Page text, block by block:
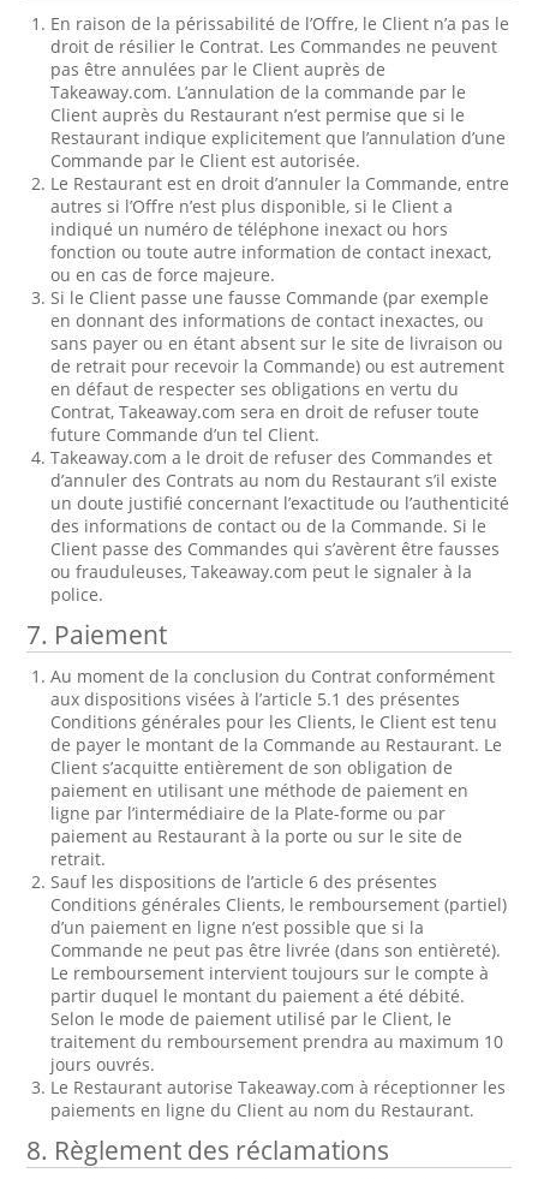
En raison de la périssabilité de l’Offre, le Client n’a pas le
droit de résilier le Contrat. Les Commandes ne peuvent
pas être annulées par le Client auprès de
Takeaway.com. L’annulation de la commande par le
Client auprès du Restaurant n’est permise que si le
Restaurant indique explicitement que l’annulation d’une
Commande par le Client est autorisée.
Le Restaurant est en droit d’annuler la Commande, entre
autres si l’Offre n’est plus disponible, si le Client a
indiqué un numéro de téléphone inexact ou hors
fonction ou toute autre information de contact inexact,
ou en cas de force majeure.
Si le Client passe une fausse Commande (par exemple
en donnant des informations de contact inexactes, ou
sans payer ou en étant absent sur le site de livraison ou
de retrait pour recevoir la Commande) ou est autrement
en défaut de respecter ses obligations en vertu du
Contrat, Takeaway.com sera en droit de refuser toute
future Commande d’un tel Client.
Takeaway.com a le droit de refuser des Commandes et
d’annuler des Contrats au nom du Restaurant s’il existe
un doute justifié concernant l’exactitude ou l’authenticité
des informations de contact ou de la Commande. Si le
Client passe des Commandes qui s’avèrent être fausses
ou frauduleuses, Takeaway.com peut le signaler à la
police.
7. Paiement
Au moment de la conclusion du Contrat conformément
aux dispositions visées à l’article 5.1 des présentes
Conditions générales pour les Clients, le Client est tenu
de payer le montant de la Commande au Restaurant. Le
Client s’acquitte entièrement de son obligation de
paiement en utilisant une méthode de paiement en
ligne par l’intermédiaire de la Plate-forme ou par
paiement au Restaurant à la porte ou sur le site de
retrait.
Sauf les dispositions de l’article 6 des présentes
Conditions générales Clients, le remboursement (partiel)
d’un paiement en ligne n’est possible que si la
Commande ne peut pas être livrée (dans son entièreté).
Le remboursement intervient toujours sur le compte à
partir duquel le montant du paiement a été débité.
Selon le mode de paiement utilisé par le Client, le
traitement du remboursement prendra au maximum 10
jours ouvrés.
Le Restaurant autorise Takeaway.com à réceptionner les
paiements en ligne du Client au nom du Restaurant.
8. Règlement des réclamations